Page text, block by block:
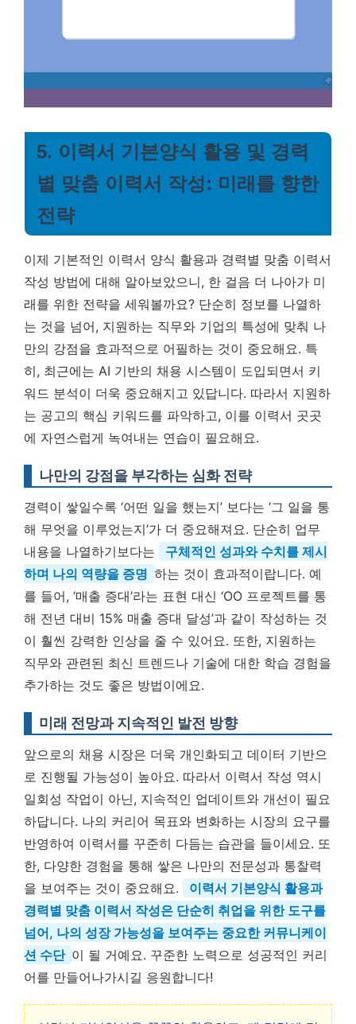
5. 이력서 기본양식 활용 및 경력
별 맞춤 이력서 작성: 미래를 향한
전략
이제 기본적인 이력서 양식 활용과 경력별 맞춤 이력서
작성 방법에 대해 알아보았으니, 한 걸음 더 나아가 미
래를 위한 전략을 세워볼까요? 단순히 정보를 나열하
는 것을 넘어, 지원하는 직무와 기업의 특성에 맞춰 나
만의 강점을 효과적으로 어필하는 것이 중요해요. 특
히, 최근에는 AI 기반의 채용 시스템이 도입되면서 키
워드 분석이 더욱 중요해지고 있답니다. 따라서 지원하
는 공고의 핵심 키워드를 파악하고, 이를 이력서 곳곳
에 자연스럽게 녹여내는 연습이 필요해요.
나만의 강점을 부각하는 심화 전략
경력이 쌓일수록 ‘어떤 일을 했는지’ 보다는 ‘그 일을 통
해 무엇을 이루었는지’가 더 중요해져요. 단순히 업무
내용을 나열하기보다는
구체적인 성과와 수치를 제시
하며 나의 역량을 증명 하는 것이 효과적이랍니다. 예
를 들어, ‘매출 증대’라는 표현 대신 ‘OO 프로젝트를 통
해 전년 대비 15% 매출 증대 달성’과 같이 작성하는 것
이 훨씬 강력한 인상을 줄 수 있어요. 또한, 지원하는
직무와 관련된 최신 트렌드나 기술에 대한 학습 경험을
추가하는 것도 좋은 방법이에요.
미래 전망과 지속적인 발전 방향
앞으로의 채용 시장은 더욱 개인화되고 데이터 기반으
로 진행될 가능성이 높아요. 따라서 이력서 작성 역시
일회성 작업이 아닌, 지속적인 업데이트와 개선이 필요
하답니다. 나의 커리어 목표와 변화하는 시장의 요구를
반영하여 이력서를 꾸준히 다듬는 습관을 들이세요. 또
한, 다양한 경험을 통해 쌓은 나만의 전문성과 통찰력
을 보여주는 것이 중요해요.
이력서 기본양식 활용과
경력별 맞춤 이력서 작성은 단순히 취업을 위한 도구를
넘어, 나의 성장 가능성을 보여주는 중요한 커뮤니케이
션 수단 이 될 거예요. 꾸준한 노력으로 성공적인 커리
어를 만들어나가시길 응원합니다!